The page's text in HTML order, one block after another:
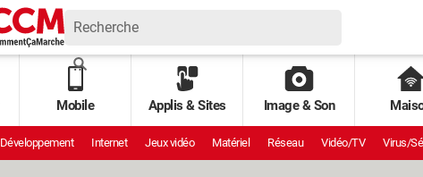
Mobile Applis & Sites Image & Son
Développement Internet Jeux vidéo Matériel Réseau Vidéo/TV Virus/